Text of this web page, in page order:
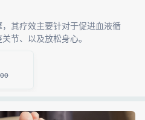
其疗效主要针对于促进血液循
节、以及放松身心。